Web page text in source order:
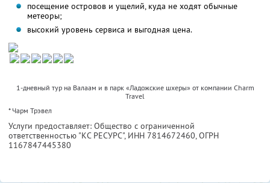
посещение островов и ущелий, куда не ходят обычные
метеоры;
высокий уровень сервиса и выгодная цена.
1-дневный тур на Валаам и в парк «Ладожские шхеры» от компании Charm
Travel
* Чарм Трэвел
Услуги предоставляет: Общество с ограниченной
ответственностью "КС РЕСУРС", ИНН 7814672460, ОГРН
1167847445380